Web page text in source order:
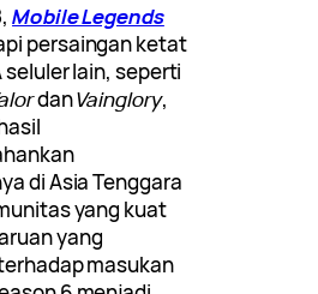
Mobile Legends
persaingan ketat
seluler lain, seperti
danVainglory,
di Asia Tenggara
yang kuat
yang
masukan